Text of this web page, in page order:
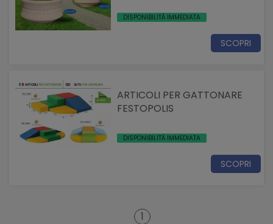
DISPONIBILITÀ IMMEDIATA
SCOPRI
ARTICOLI PER GATTONARE
FESTOPOLIS
DISPONIBILITÀ IMMEDIATA
SCOPRI
1